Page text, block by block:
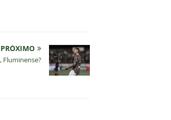
PRÓXIMO
Fluminense?